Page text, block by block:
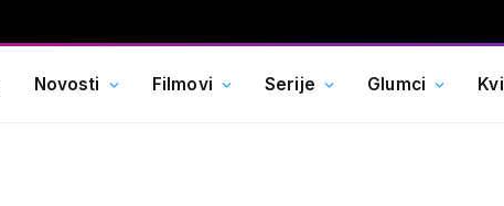
Novosti Filmovi Serije Glumci